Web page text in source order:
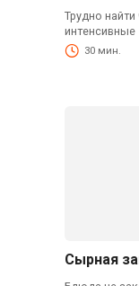
Трудно
интенсивные
30 мин.
Сырная